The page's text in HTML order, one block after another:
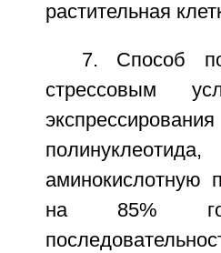
растительная
7. Способ
стрессовым
аминокислотную
на 85%